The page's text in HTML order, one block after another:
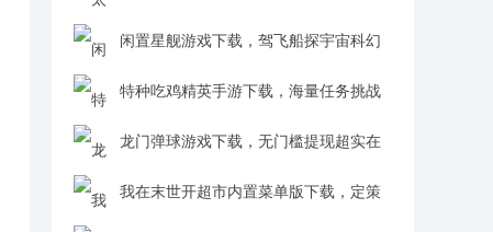
反应超刺激v1.1.2 安卓版
闲置星舰游戏下载，驾飞船探宇宙科幻
感拉满v0.2 安卓版
特种吃鸡精英手游下载，海量任务挑战
冒险超有趣v1.0 安卓版
龙门弹球游戏下载，无门槛提现超实在
v6.0.05 红包版
我在末世开超市内置菜单版下载，定策